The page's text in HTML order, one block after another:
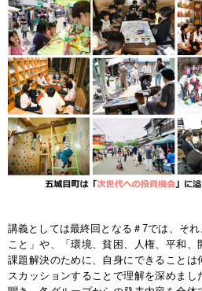
講義としては最終回となる＃7では、そ
こと」や、「環境、貧困、人権、平和
課題解決のために、自身にできることは
スカッションすることで理解を深めま